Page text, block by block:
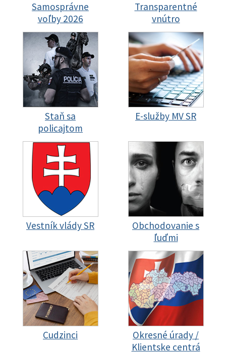
Samosprávne
voľby 2026
Transparentné
vnútro
Staň sa
policajtom
E-služby MV SR
Vestník vlády SR
Obchodovanie s
ľuďmi
Cudzinci
Okresné úrady /
Klientske centrá